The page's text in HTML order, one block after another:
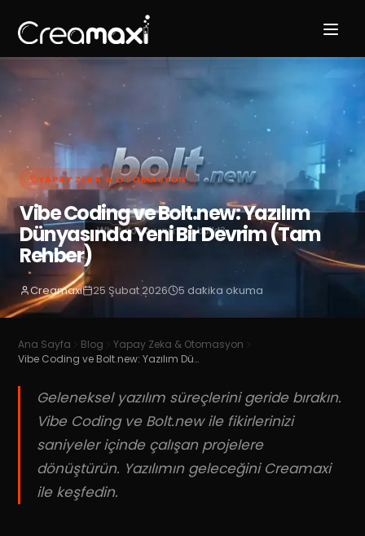
YAPAY ZEKA & OTOMASYON
Vibe Coding ve Bolt.new: Yazılım
Dünyasında Yeni Bir Devrim (Tam
Rehber)
Creamaxi 25 Şubat 2026 5 dakika okuma
Ana Sayfa Blog
Yapay Zeka & Otomasyon
Vibe Coding ve Bolt.new: Yazılım Dünyasında Yeni Bir Devrim (Tam Rehber)
Geleneksel yazılım süreçlerini geride bırakın.
Vibe Coding ve Bolt.new ile fikirlerinizi
saniyeler içinde çalışan projelere
dönüştürün. Yazılımın geleceğini Creamaxi
ile keşfedin.